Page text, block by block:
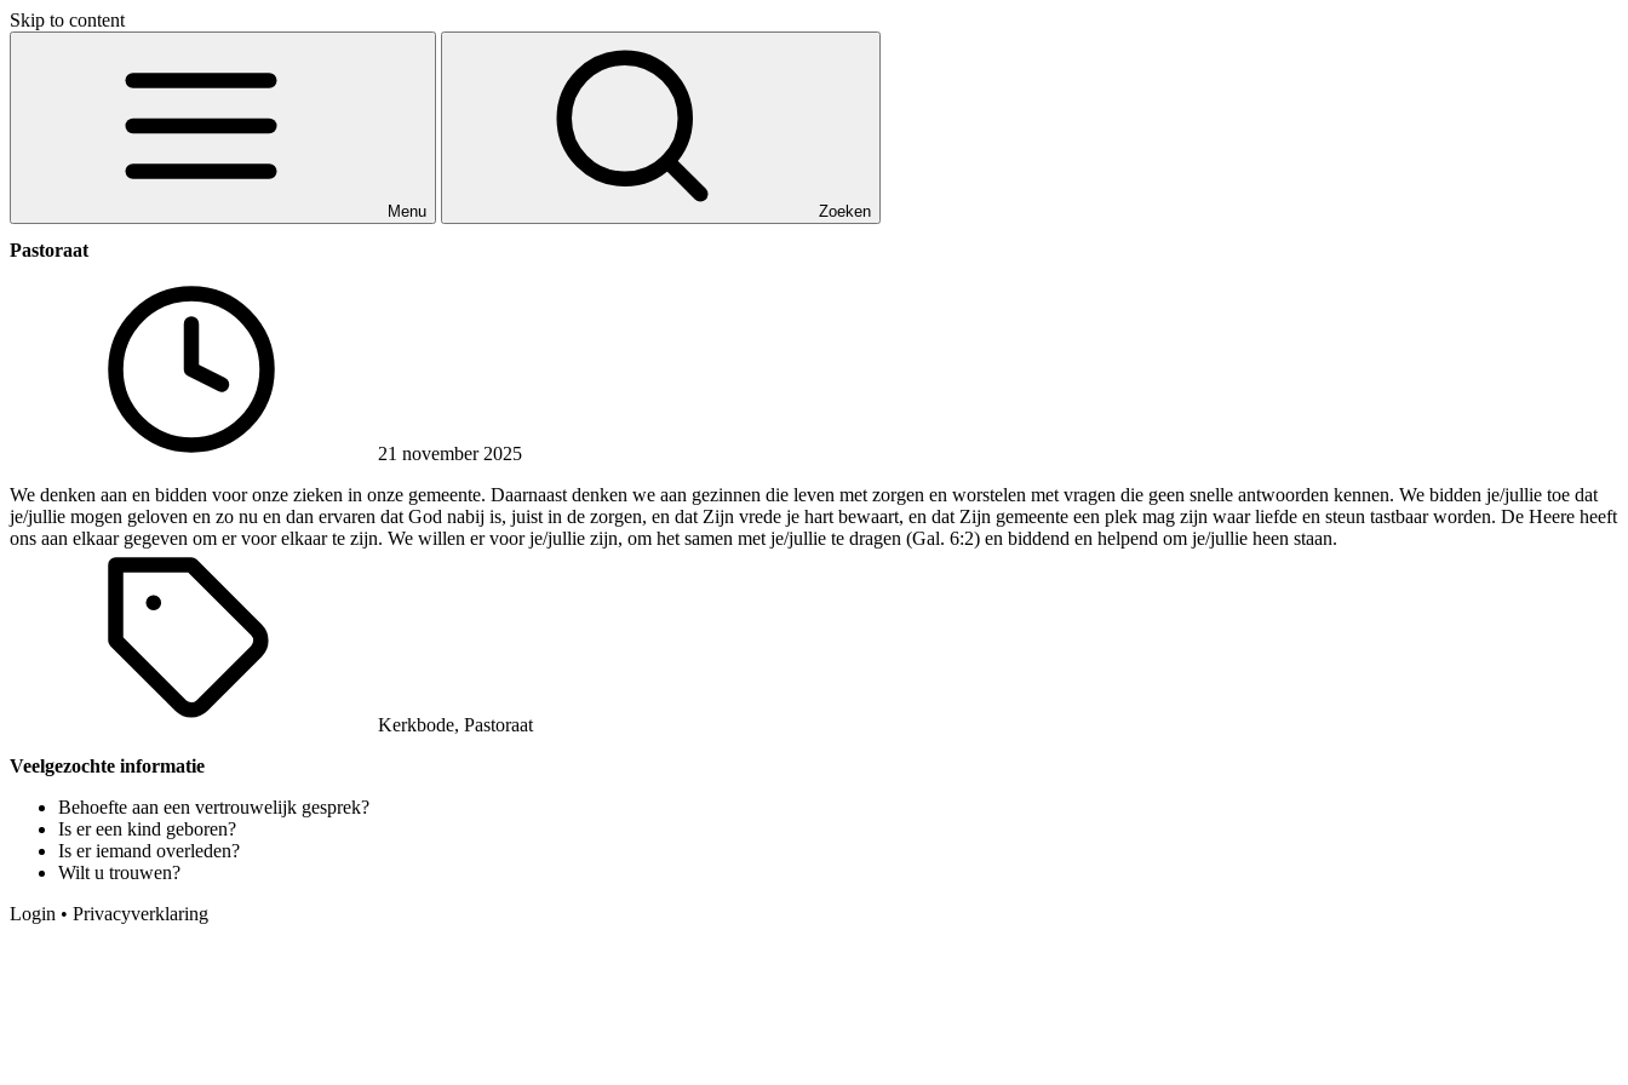
Skip to content
Menu Zoeken
Pastoraat
21 november 2025
We denken aan en bidden voor onze zieken in onze gemeente. Daarnaast denken we aan gezinnen die leven met zorgen en worstelen met vragen die geen snelle antwoorden kennen. We bidden je/jullie toe dat
je/jullie mogen geloven en zo nu en dan ervaren dat God nabij is, juist in de zorgen, en dat Zijn vrede je hart bewaart, en dat Zijn gemeente een plek mag zijn waar liefde en steun tastbaar worden. De Heere heeft
ons aan elkaar gegeven om er voor elkaar te zijn. We willen er voor je/jullie zijn, om het samen met je/jullie te dragen (Gal. 6:2) en biddend en helpend om je/jullie heen staan.
Kerkbode, Pastoraat
Veelgezochte informatie
Behoefte aan een vertrouwelijk gesprek?
Is er een kind geboren?
Is er iemand overleden?
Wilt u trouwen?
Login • Privacyverklaring